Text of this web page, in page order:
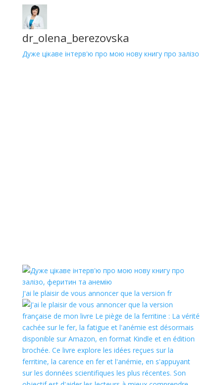
dr_olena_berezovska
Дуже цікаве інтерв'ю про мою нову книгу про залізо
J'ai le plaisir de vous annoncer que la version fr